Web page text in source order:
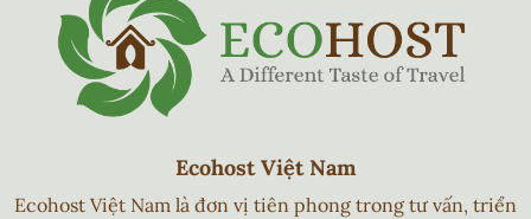
Ecohost Việt Nam
Ecohost Việt Nam là đơn vị tiên phong trong tư vấn, triển